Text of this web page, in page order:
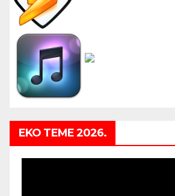
EKO TEME 2026.